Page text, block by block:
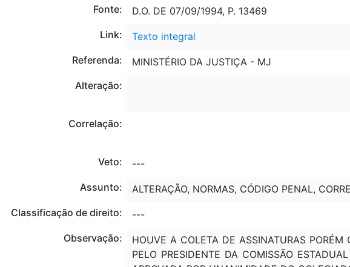
Fonte:
D.O. DE 07/09/1994, P. 13469
Link:
Texto integral
Referenda:
MINISTÉRIO DA JUSTIÇA - MJ
Alteração:
Correlação:
Veto:
---
Assunto:
ALTERAÇÃO, NORMAS, CÓDIGO PENAL,
Classificação de direito:
---
Observação:
HOUVE A COLETA DE ASSINATURAS
PELO PRESIDENTE DA COMISSÃO